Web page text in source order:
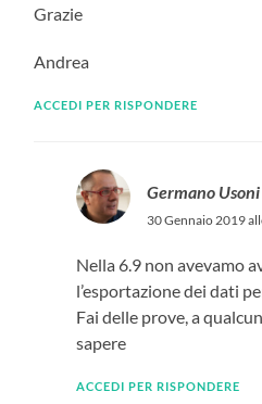
Grazie
Andrea
ACCEDI PER RISPONDERE
Germano Usoni
30 Gennaio 2019
Nella 6.9 non avevamo
l’esportazione dei dati
Fai delle prove, a
sapere
ACCEDI PER RISPONDERE